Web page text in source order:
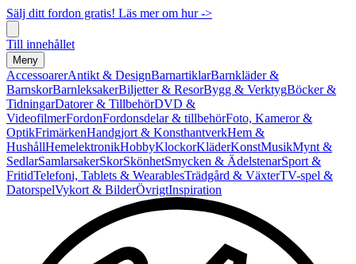
Sälj ditt fordon gratis! Läs mer om hur ->
Till innehållet
Meny
AccessoarerAntikt & DesignBarnartiklarBarnkläder &
BarnskorBarnleksakerBiljetter & ResorBygg & VerktygBöcker &
TidningarDatorer & TillbehörDVD &
VideofilmerFordonFordonsdelar & tillbehörFoto, Kameror &
OptikFrimärkenHandgjort & KonsthantverkHem &
HushållHemelektronikHobbyKlockorKläderKonstMusikMynt &
SedlarSamlarsakerSkorSkönhetSmycken & ÄdelstenarSport &
FritidTelefoni, Tablets & WearablesTrädgård & VäxterTV-spel &
DatorspelVykort & BilderÖvrigtInspiration